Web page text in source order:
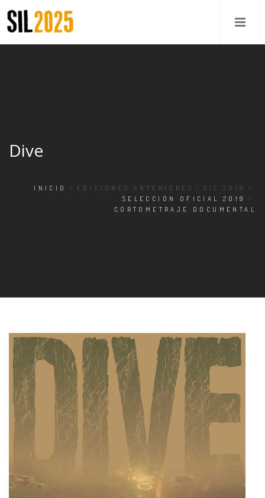
Dive
INICIO / EDICIONES ANTERIORES / SIL 2019
/
SELECCIÓN OFICIAL 2019
/
CORTOMETRAJE DOCUMENTAL